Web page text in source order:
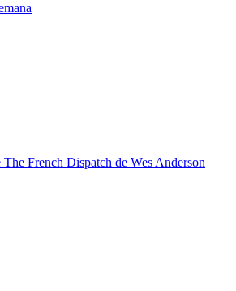
French Dispatch de Wes Anderson